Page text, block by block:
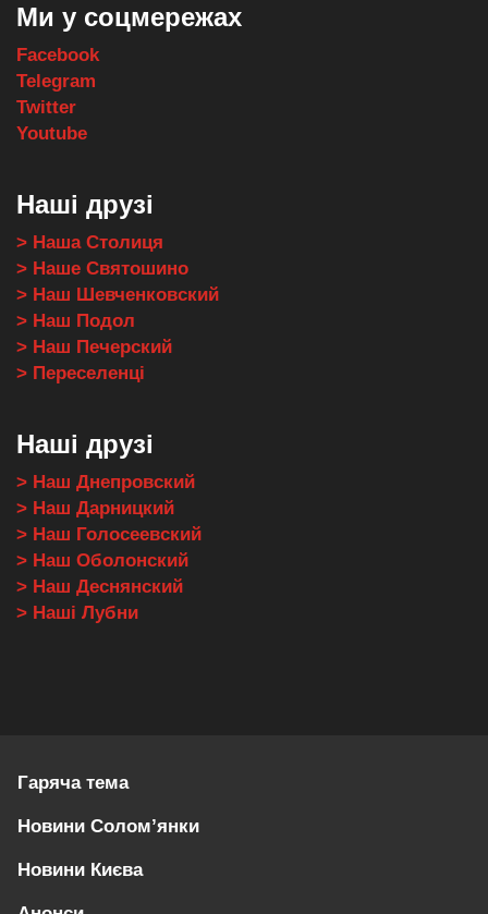
Ми у соцмережах
Facebook
Telegram
Twitter
Youtube
Наші друзі
> Наша Столиця
> Наше Святошино
> Наш Шевченковский
> Наш Подол
> Наш Печерский
> Переселенці
Наші друзі
> Наш Днепровский
> Наш Дарницкий
> Наш Голосеевский
> Наш Оболонский
> Наш Деснянский
> Наші Лубни
Гаряча тема
Новини Солом’янки
Новини Києва